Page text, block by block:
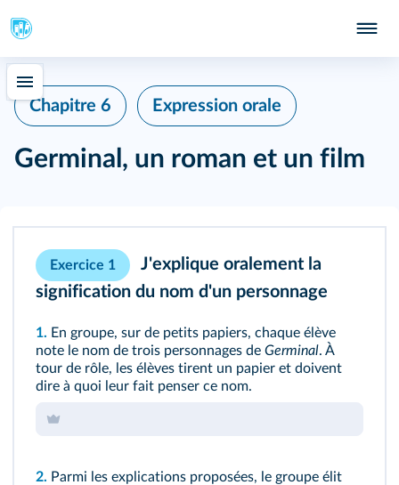
Chapitre 6 Expression orale
Germinal, un roman et un film
Exercice 1
J'explique oralement la
signification du nom d'un personnage
1. En groupe, sur de petits papiers, chaque élève
note le nom de trois personnages de Germinal. À
tour de rôle, les élèves tirent un papier et doivent
dire à quoi leur fait penser ce nom.
2. Parmi les explications proposées, le groupe élit